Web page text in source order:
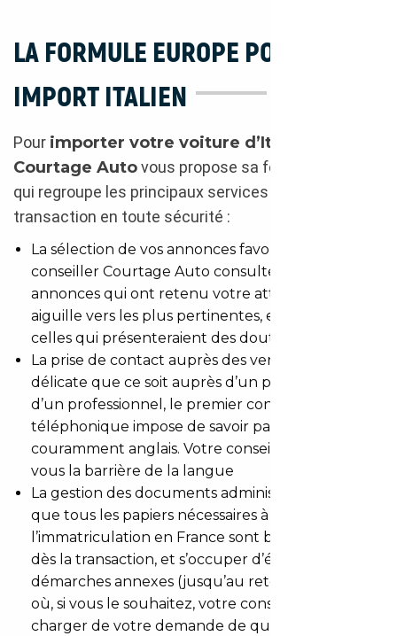
LA FORMULE EUROPE POUR UN
IMPORT ITALIEN
Pour importer votre voiture d’Italie
Courtage Autovous propose sa formule Europe
qui regroupe les principaux services pour une
transaction en toute sécurité :
La sélection de vos annonces favorites : votre
conseiller Courtage Auto consulte avec vous les
annonces qui ont retenu votre attention et vous
aiguille vers les plus pertinentes, en écartant
celles qui présenteraient des doutes
La prise de contact auprès des vendeurs : étape
délicate que ce soit auprès d’un particulier ou
d’un professionnel, le premier contact
téléphonique impose de savoir parler italien ou
couramment anglais. Votre conseiller lève pour
vous la barrière de la langue
La gestion des documents administratifs : vérifier
que tous les papiers nécessaires à
l’immatriculation en France sont bien disponibles
dès la transaction, et s’occuper d’éventuelles
démarches annexes (jusqu’au retour en France
où, si vous le souhaitez, votre conseiller peut se
charger de votre demande de quitus fiscal et de